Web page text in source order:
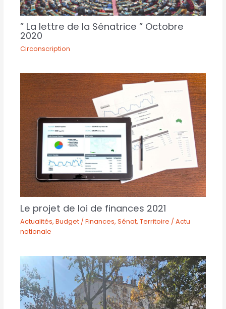
” La lettre de la Sénatrice ” Octobre
2020
Circonscription
Le projet de loi de finances 2021
Actualités,Budget / Finances,Sénat,Territoire / Actu
nationale